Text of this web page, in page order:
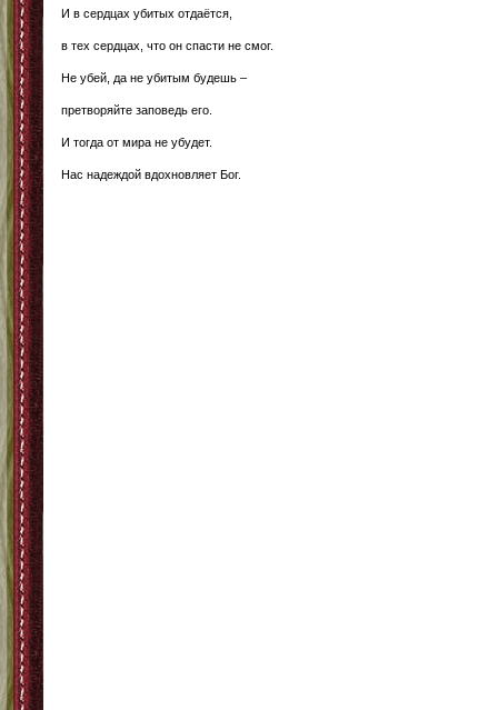
И в сердцах убитых отдаётся,
в тех сердцах, что он спасти не смог.
Не убей, да не убитым будешь –
претворяйте заповедь его.
И тогда от мира не убудет.
Нас надеждой вдохновляет Бог.